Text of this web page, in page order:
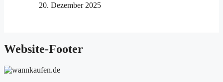
20. Dezember 2025
Website-Footer